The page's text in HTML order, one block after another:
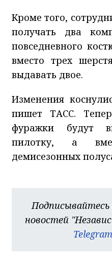
Кроме того,
получать два
повседневного
вместо трех
выдавать двое.
Изменения
пишет ТАСС.
фуражки будут
пилотку, а
демисезонных
новостей
Telegram